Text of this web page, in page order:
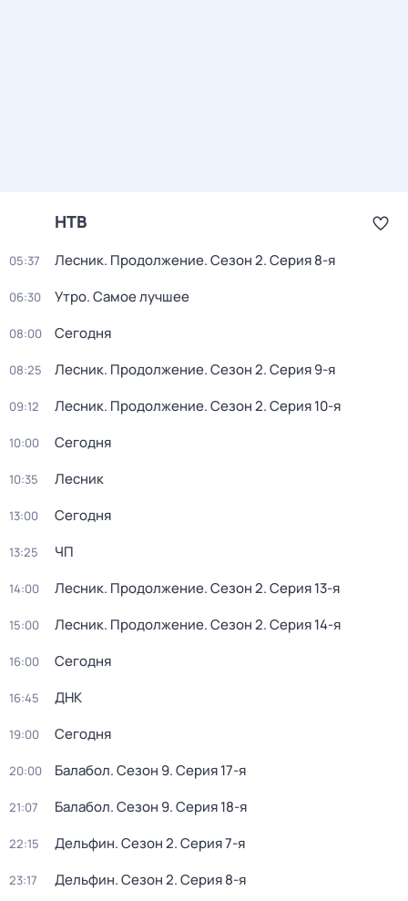
НТВ
05:37 Лесник. Продолжение. Сезон 2. Серия 8-я
06:30 Утро. Самое лучшее
08:00 Сегодня
08:25 Лесник. Продолжение. Сезон 2. Серия 9-я
09:12 Лесник. Продолжение. Сезон 2. Серия 10-я
10:00 Сегодня
10:35 Лесник
13:00 Сегодня
13:25 ЧП
14:00 Лесник. Продолжение. Сезон 2. Серия 13-я
15:00 Лесник. Продолжение. Сезон 2. Серия 14-я
16:00 Сегодня
16:45 ДНК
19:00 Сегодня
20:00 Балабол. Сезон 9. Серия 17-я
21:07 Балабол. Сезон 9. Серия 18-я
22:15 Дельфин. Сезон 2. Серия 7-я
23:17 Дельфин. Сезон 2. Серия 8-я